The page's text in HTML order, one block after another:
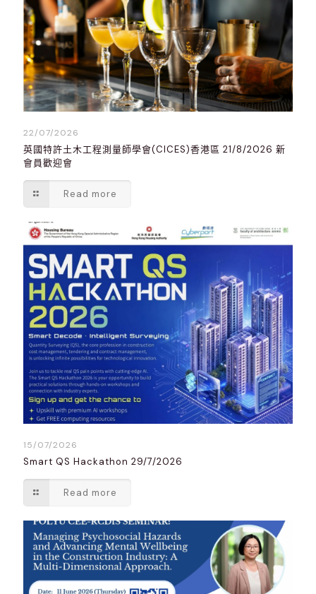
22/07/2026
英國特許土木工程測量師學會(CICES)香港區 21/8/2026 新
會員歡迎會
Read more
15/07/2026
Smart QS Hackathon 29/7/2026
Read more